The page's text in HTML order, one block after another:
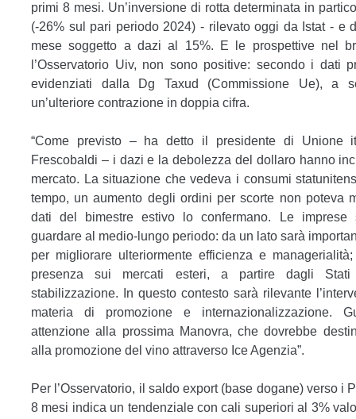
primi 8 mesi. Un’inversione di rotta determinata in
(-26% sul pari periodo 2024) - rilevato oggi da Istat - e
mese soggetto a dazi al 15%. E le prospettive nel
l’Osservatorio Uiv, non sono positive: secondo i dati
evidenziati dalla Dg Taxud (Commissione Ue), a
un’ulteriore contrazione in doppia cifra.
“Come previsto – ha detto il presidente di Unione
Frescobaldi – i dazi e la debolezza del dollaro hanno
mercato. La situazione che vedeva i consumi
tempo, un aumento degli ordini per scorte non poteva
dati del bimestre estivo lo confermano. Le imprese
guardare al medio-lungo periodo: da un lato sarà
per migliorare ulteriormente efficienza e
presenza sui mercati esteri, a partire dagli
stabilizzazione. In questo contesto sarà rilevante
materia di promozione e internazionalizzazione.
attenzione alla prossima Manovra, che dovrebbe
alla promozione del vino attraverso Ice Agenzia”.
Per l’Osservatorio, il saldo export (base dogane) verso i
8 mesi indica un tendenziale con cali superiori al 3%